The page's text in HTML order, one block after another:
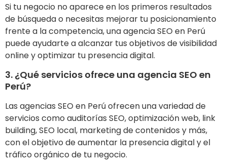
Si tu negocio no aparece en los primeros resultados
de búsqueda o necesitas mejorar tu posicionamiento
frente a la competencia, una agencia SEO en Perú
puede ayudarte a alcanzar tus objetivos de visibilidad
online y optimizar tu presencia digital.
3. ¿Qué servicios ofrece una agencia SEO en
Perú?
Las agencias SEO en Perú ofrecen una variedad de
servicios como auditorías SEO, optimización web, link
building, SEO local, marketing de contenidos y más,
con el objetivo de aumentar la presencia digital y el
tráfico orgánico de tu negocio.